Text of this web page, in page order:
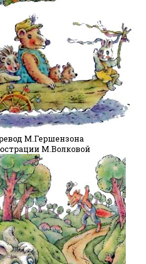
М.Гершензона
М.Волковой